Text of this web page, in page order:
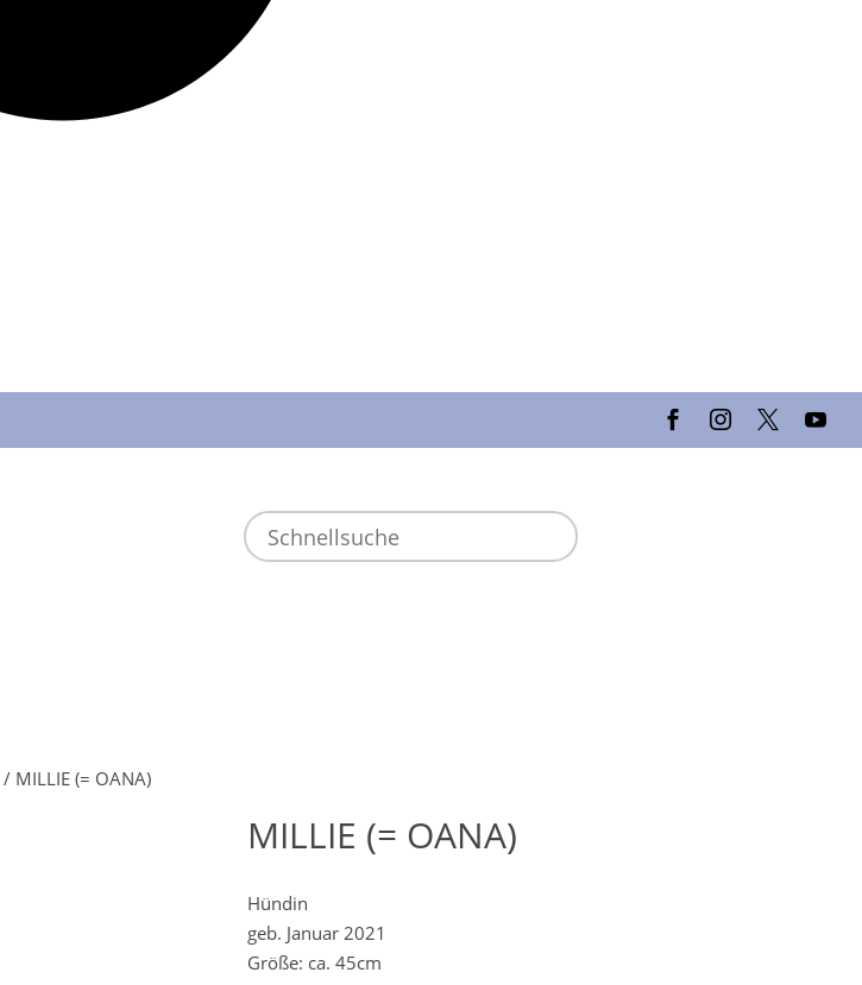
/ MILLIE (= OANA)
MILLIE (= OANA)
Hündin
geb. Januar 2021
Größe: ca. 45cm